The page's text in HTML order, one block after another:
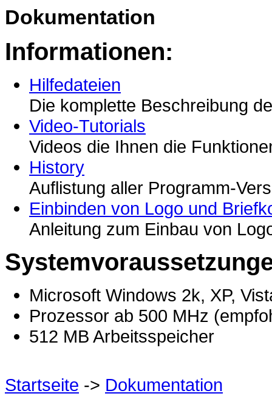
Dokumentation
Informationen:
Hilfedateien
Die komplette Beschreibung
Video-Tutorials
Videos die Ihnen die
History
Auflistung aller Programm-
Einbinden von Logo und
Anleitung zum Einbau von
Microsoft Windows 2k, XP,
Prozessor ab 500 MHz
512 MB Arbeitsspeicher
Startseite -> Dokumentation